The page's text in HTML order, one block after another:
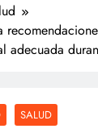
adecuada
SALUD